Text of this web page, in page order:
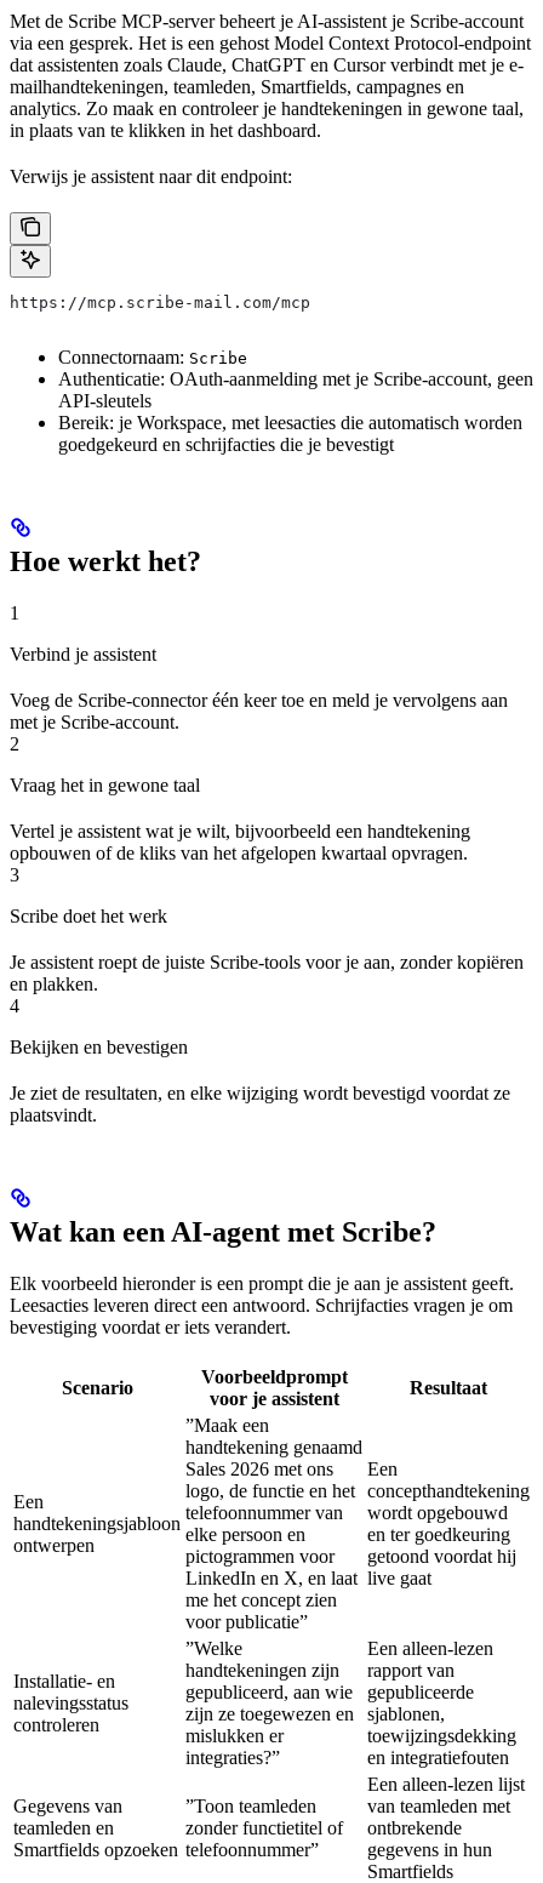
Met de Scribe MCP-server beheert je AI-assistent je Scribe-account
via een gesprek. Het is een gehost Model Context Protocol-endpoint
dat assistenten zoals Claude, ChatGPT en Cursor verbindt met je e-
mailhandtekeningen, teamleden, Smartfields, campagnes en
analytics. Zo maak en controleer je handtekeningen in gewone taal,
in plaats van te klikken in het dashboard.
Verwijs je assistent naar dit endpoint:
https://mcp.scribe-mail.com/mcp
Connectornaam: Scribe
Authenticatie: OAuth-aanmelding met je Scribe-account, geen
API-sleutels
Bereik: je Workspace, met leesacties die automatisch worden
goedgekeurd en schrijfacties die je bevestigt
Hoe werkt het?
1
Verbind je assistent
Voeg de Scribe-connector één keer toe en meld je vervolgens aan
met je Scribe-account.
2
Vraag het in gewone taal
Vertel je assistent wat je wilt, bijvoorbeeld een handtekening
opbouwen of de kliks van het afgelopen kwartaal opvragen.
3
Scribe doet het werk
Je assistent roept de juiste Scribe-tools voor je aan, zonder kopiëren
en plakken.
4
Bekijken en bevestigen
Je ziet de resultaten, en elke wijziging wordt bevestigd voordat ze
plaatsvindt.
Wat kan een AI-agent met Scribe?
Elk voorbeeld hieronder is een prompt die je aan je assistent geeft.
Leesacties leveren direct een antwoord. Schrijfacties vragen je om
bevestiging voordat er iets verandert.
Scenario
Voorbeeldprompt
voor je assistent
Resultaat
Een
handtekeningsjabloon
ontwerpen
”Maak een
handtekening genaamd
Sales 2026 met ons
logo, de functie en het
telefoonnummer van
elke persoon en
pictogrammen voor
LinkedIn en X, en laat
me het concept zien
voor publicatie”
Een
concepthandtekening
wordt opgebouwd
en ter goedkeuring
getoond voordat hij
live gaat
Installatie- en
nalevingsstatus
controleren
”Welke
handtekeningen zijn
gepubliceerd, aan wie
zijn ze toegewezen en
mislukken er
integraties?”
Een alleen-lezen
rapport van
gepubliceerde
sjablonen,
toewijzingsdekking
en integratiefouten
Gegevens van
teamleden en
Smartfields opzoeken
”Toon teamleden
zonder functietitel of
telefoonnummer”
Een alleen-lezen lijst
van teamleden met
ontbrekende
gegevens in hun
Smartfields